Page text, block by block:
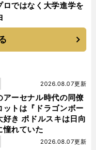
ロではなく大学進学を
アーセナル時代の同僚
ットは『ドラゴンボー
好き ポドルスキは日向
憧れていた
2026.08.07更新
2026.08.07更新